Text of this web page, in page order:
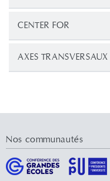
CENTER FOR
AXES TRANSVERSAUX
Nos communautés